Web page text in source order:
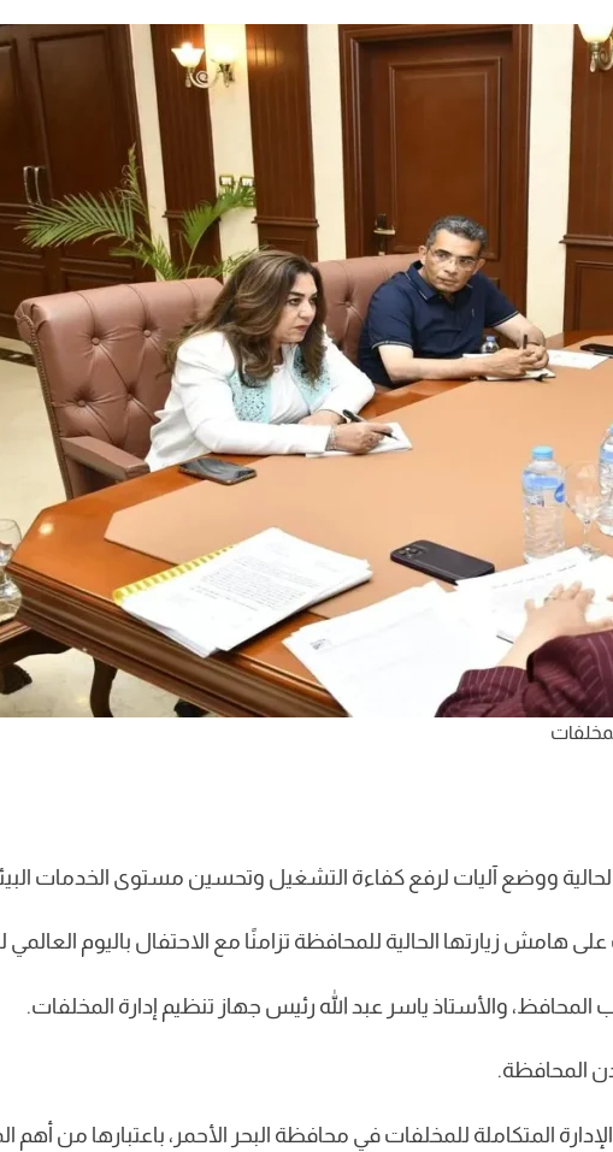
ووضع آليات لرفع كفاءة التشغيل وتحسين مستوى الخدمات
زيارتها الحالية للمحافظة تزامنًا مع الاحتفال باليوم العالمي
والأستاذ ياسر عبد الله رئيس جهاز تنظيم إدارة المخلفات.
المحافظة.
المتكاملة للمخلفات في محافظة البحر الأحمر، باعتبارها من أهم